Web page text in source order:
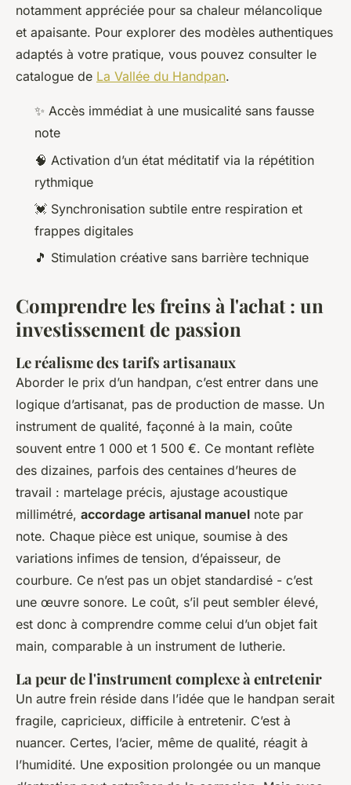
notamment appréciée pour sa chaleur mélancolique
et apaisante. Pour explorer des modèles authentiques
adaptés à votre pratique, vous pouvez consulter le
catalogue de La Vallée du Handpan.
✨ Accès immédiat à une musicalité sans fausse
note
🧠 Activation d’un état méditatif via la répétition
rythmique
💓 Synchronisation subtile entre respiration et
frappes digitales
🎵 Stimulation créative sans barrière technique
Comprendre les freins à l'achat : un
investissement de passion
Le réalisme des tarifs artisanaux
Aborder le prix d’un handpan, c’est entrer dans une
logique d’artisanat, pas de production de masse. Un
instrument de qualité, façonné à la main, coûte
souvent entre 1 000 et 1 500 €. Ce montant reflète
des dizaines, parfois des centaines d’heures de
travail : martelage précis, ajustage acoustique
millimétré, accordage artisanal manuel note par
note. Chaque pièce est unique, soumise à des
variations infimes de tension, d’épaisseur, de
courbure. Ce n’est pas un objet standardisé - c’est
une œuvre sonore. Le coût, s’il peut sembler élevé,
est donc à comprendre comme celui d’un objet fait
main, comparable à un instrument de lutherie.
La peur de l'instrument complexe à entretenir
Un autre frein réside dans l’idée que le handpan serait
fragile, capricieux, difficile à entretenir. C’est à
nuancer. Certes, l’acier, même de qualité, réagit à
l’humidité. Une exposition prolongée ou un manque